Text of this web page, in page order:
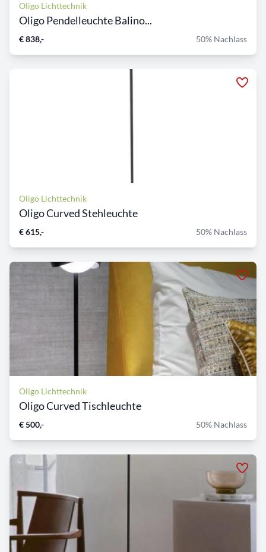
Oligo Lichttechnik
Oligo Pendelleuchte Balino...
€ 838,- 50% Nachlass
Oligo Lichttechnik
Oligo Curved Stehleuchte
€ 615,- 50% Nachlass
Oligo Lichttechnik
Oligo Curved Tischleuchte
€ 500,- 50% Nachlass